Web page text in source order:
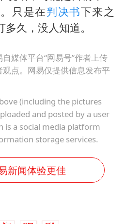
只是在判决书下来之
久，没人知道。
媒体平台“网易号”作者上传
点。网易仅提供信息发布平
(including the pictures
and posted by a user
is a social media platform
storage services.
新闻体验更佳